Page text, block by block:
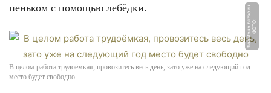
пеньком с помощью лебёдки.
Ф
О
Т
О:
fl
a
g
s
t
o
u
n.
bli
z
k
o.
r
u
В целом работа трудоёмкая, провозитесь весь день, зато уже на следующий год
место будет свободно